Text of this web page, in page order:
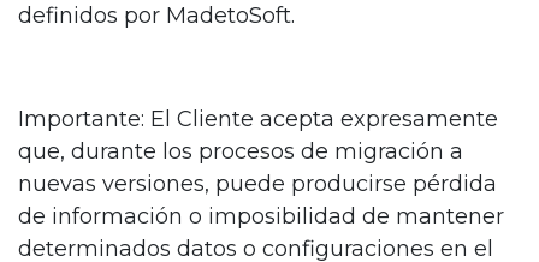
definidos por MadetoSoft.
Importante: El Cliente acepta expresamente
que, durante los procesos de migración a
nuevas versiones, puede producirse pérdida
de información o imposibilidad de mantener
determinados datos o configuraciones en el